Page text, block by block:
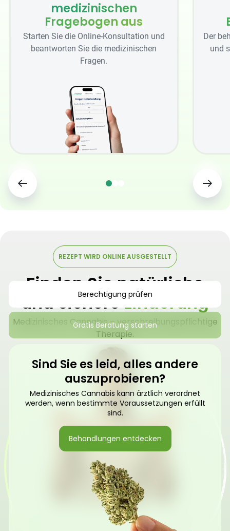
medizinischen
Fragebogen aus
Starten Sie die Online-Konsultation und
beantworten Sie die medizinischen
Fragen.
Der
und
REZEPT WIRD ONLINE AUSGESTELLT
Finden Sie natürliche
und sichereLinderung
Medizinisches Cannabis – verschreibungspflichtige
Therapie.
Berechtigung prüfen
Gratis Beratung starten
Sind Sie es leid, alles andere
auszuprobieren?
Medizinisches Cannabis kann ärztlich verordnet
werden, wenn bestimmte Voraussetzungen erfüllt
sind.
Behandlungen entdecken